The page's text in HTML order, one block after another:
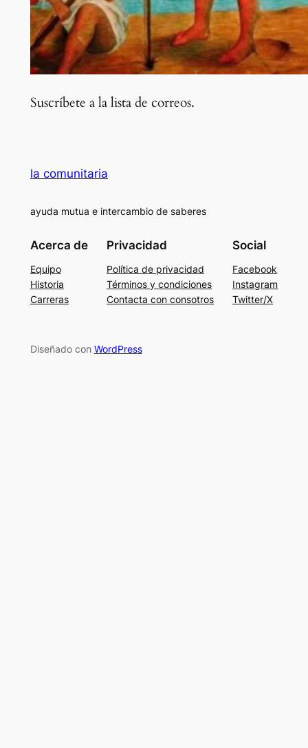
Suscríbete a la lista de correos.
la comunitaria
ayuda mutua e intercambio de saberes
Acerca de
Equipo
Historia
Carreras
Privacidad
Política de privacidad
Términos y condiciones
Contacta con consotros
Social
Facebook
Instagram
Twitter/X
Diseñado con WordPress